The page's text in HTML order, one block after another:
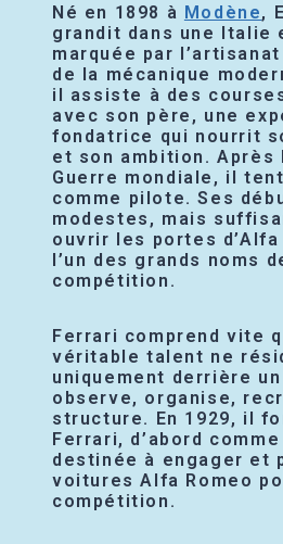
Né en 1898 à Modène,
grandit dans une Italie
marquée par
de la mécanique
il assiste à des
avec son père, une
fondatrice qui nourrit
et son ambition. Après
Guerre mondiale, il
comme pilote. Ses
modestes, mais
ouvrir les portes d’Alfa
l’un des grands noms
compétition.
Ferrari comprend vite
véritable talent ne
uniquement derrière
observe, organise,
structure. En 1929, il
Ferrari, d’abord
destinée à engager et
voitures Alfa Romeo
compétition.